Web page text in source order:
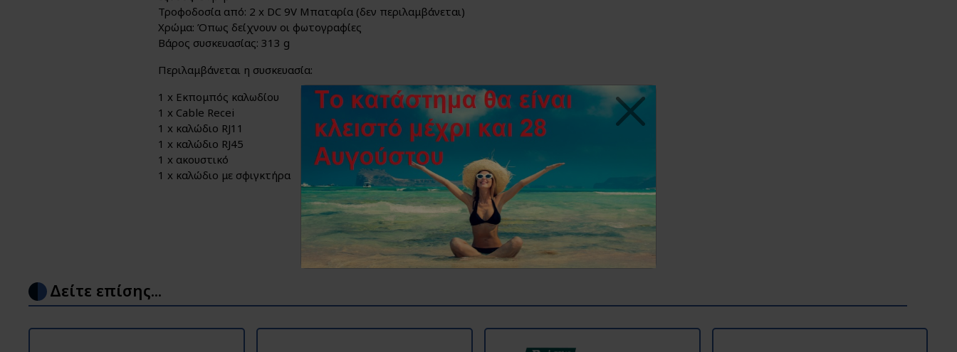
Τροφοδοσία από: 2 x DC 9V Μπαταρία (δεν περιλαμβάνεται)
Χρώμα: Όπως δείχνουν οι φωτογραφίες
Βάρος συσκευασίας: 313 g
Περιλαμβάνεται η συσκευασία:
1 x Εκπομπός καλωδίου
1 x Cable Recei
1 x καλώδιο RJ11
1 x καλώδιο RJ45
1 x ακουστικό
1 x καλώδιο με σφιγκτήρα
Δείτε επίσης...